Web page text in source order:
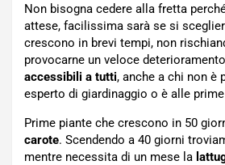
Non bisogna cedere alla fretta
attese, facilissima sarà se si
crescono in brevi tempi, non
provocarne un veloce
accessibili a tutti, anche a chi non è
esperto di giardinaggio o è alle
Prime piante che crescono in 50
carote. Scendendo a 40 giorni
mentre necessita di un mese la